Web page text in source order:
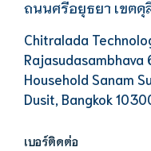
ถนนศรีอยุธยา เขตดุ
Chitralada
Rajasudasambhava
Household Sanam
Dusit, Bangkok
เบอร์ติดต่อ